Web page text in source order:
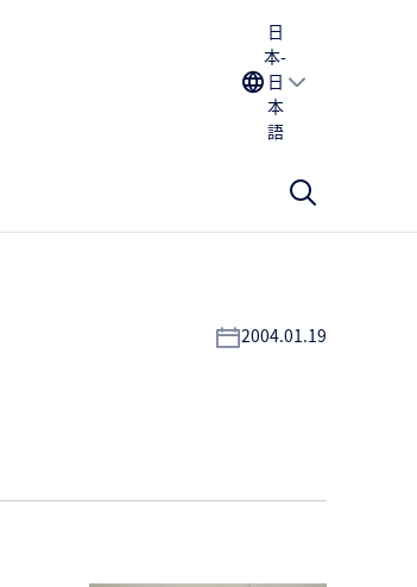
日
本-
日
本
語
2004.01.19